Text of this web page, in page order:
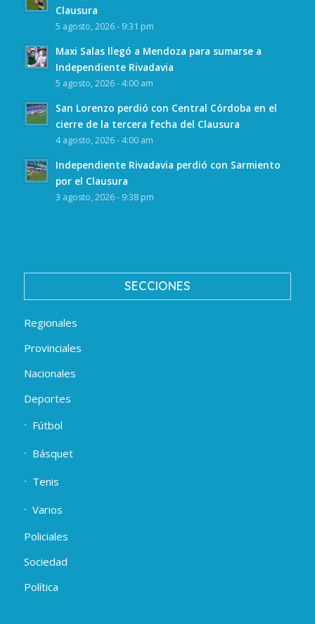
Clausura
5 agosto, 2026 - 9:31 pm
Maxi Salas llegó a Mendoza para sumarse a
Independiente Rivadavia
5 agosto, 2026 - 4:00 am
San Lorenzo perdió con Central Córdoba en el
cierre de la tercera fecha del Clausura
4 agosto, 2026 - 4:00 am
Independiente Rivadavia perdió con Sarmiento
por el Clausura
3 agosto, 2026 - 9:38 pm
SECCIONES
Regionales
Provinciales
Nacionales
Deportes
Fútbol
Básquet
Tenis
Varios
Policiales
Sociedad
Política